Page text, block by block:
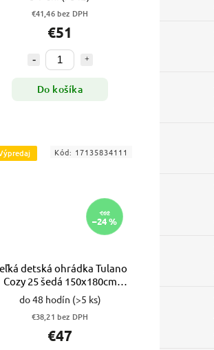
€41,46 bez DPH
€51
Do košíka
€62
–24 %
detská ohrádka Tulano
Cozy 25 šedá 150x180cm
VYPR
do 48 hodín (>5 ks)
€38,21 bez DPH
€47
Kód: 17135834111